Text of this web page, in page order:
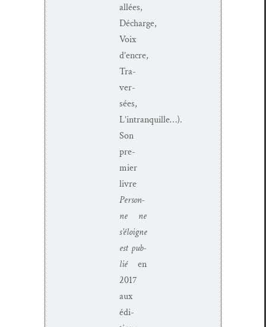
allées,
Décharge,
Voix
d’encre,
Tra­
ver­
sées,
L’intranquille…).
Son
pre­
mier
livre
Per­son­
ne ne
s’éloigne
est pub­
liéen
2017
aux
édi­